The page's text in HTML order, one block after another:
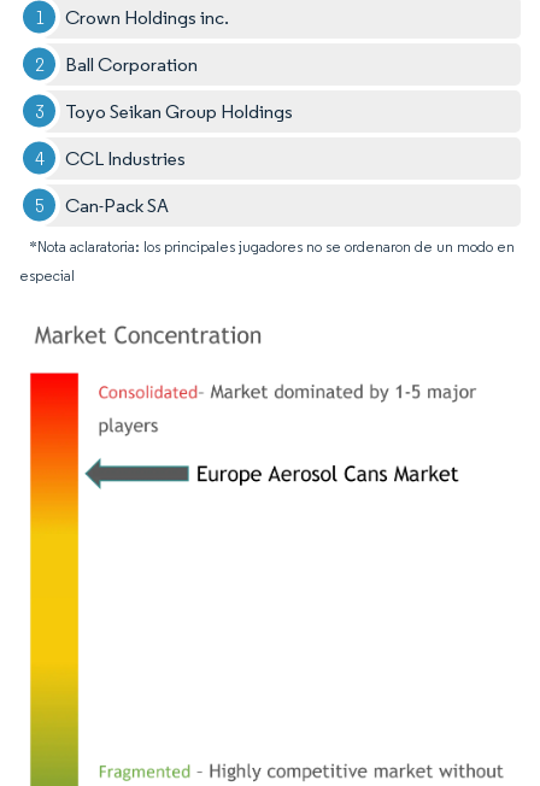
Crown Holdings inc.
Ball Corporation
Toyo Seikan Group Holdings
CCL Industries
Can-Pack SA
*Nota aclaratoria: los principales jugadores no se ordenaron de un modo en
especial